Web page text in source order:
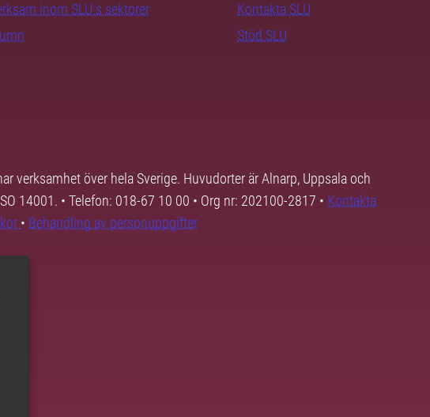
inom SLU:s sektorer
Kontakta SLU
Stöd SLU
verksamhet över hela Sverige. Huvudorter är Alnarp, Uppsala och
14001. • Telefon: 018-67 10 00 • Org nr: 202100-2817 • Kontakta
• Behandling av personuppgifter